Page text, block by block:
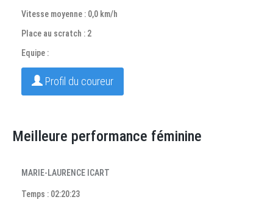
Vitesse moyenne : 0,0 km/h
Place au scratch : 2
Equipe :
Profil du coureur
Meilleure performance féminine
MARIE-LAURENCE ICART
Temps : 02:20:23